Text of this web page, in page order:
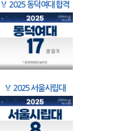
🏅 2025 동덕여대 합격
🏅 2025 서울시립대